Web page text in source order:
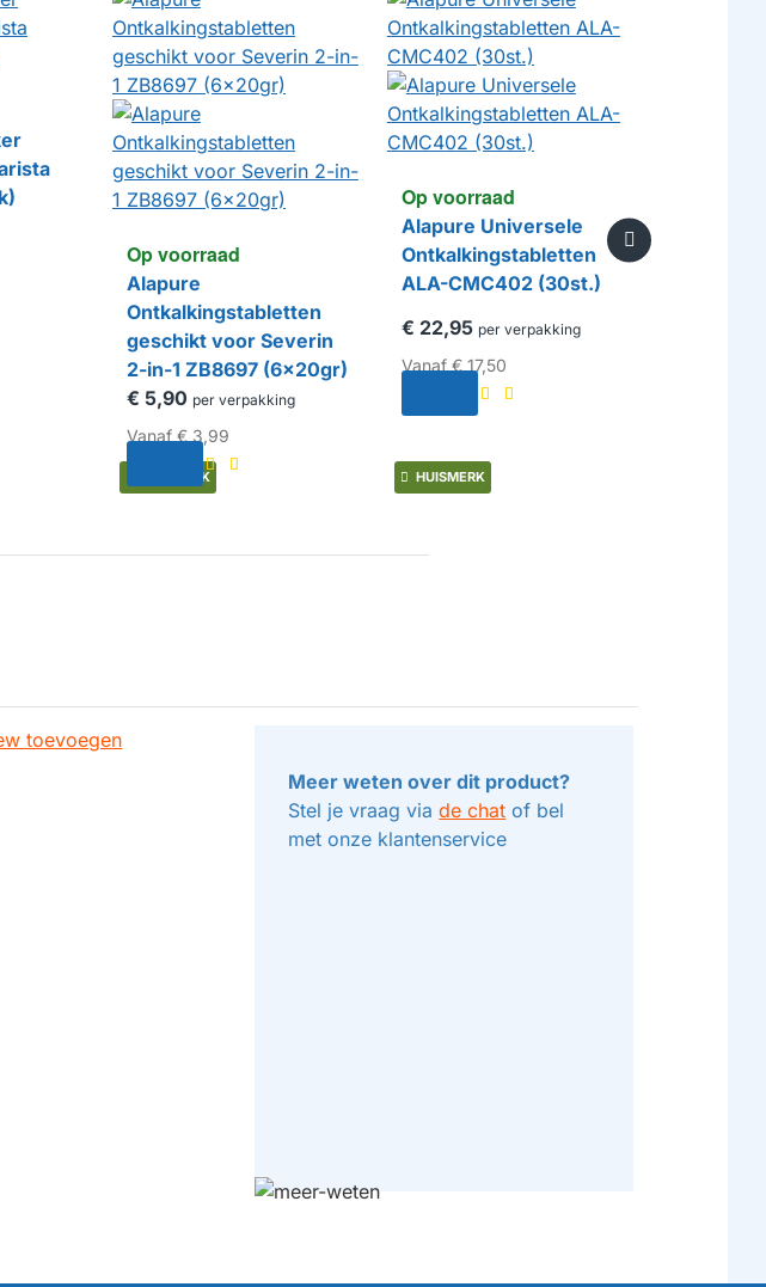
HUISMERK
Op voorraad
Alapure
Ontkalkingstabletten
geschikt voor Severin
2-in-1 ZB8697 (6x20gr)
€ 5,90 per verpakking
Vanaf€ 3,99
HUISMERK
Op voorraad
Alapure Universele
Ontkalkingstabletten
ALA-CMC402 (30st.)
€ 22,95 per verpakking
Vanaf€ 17,50
toevoegen
Meer weten over dit product?
Stel je vraag viade chat of bel
met onze klantenservice